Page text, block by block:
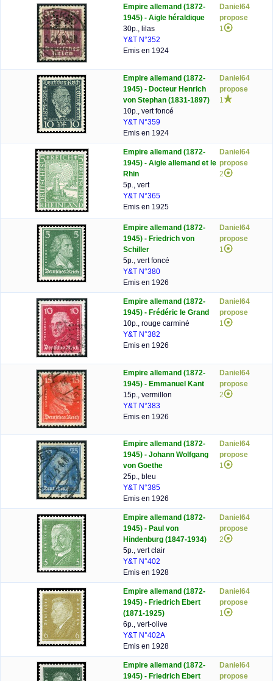
Empire allemand (1872-
1945) - Aigle héraldique
30p., lilas
Y&T N°352
Emis en 1924
Daniel64
propose
1
Empire allemand (1872-
1945) - Docteur Henrich
von Stephan (1831-1897)
10p., vert foncé
Y&T N°359
Emis en 1924
Daniel64
propose
1
Empire allemand (1872-
1945) - Aigle allemand et le
Rhin
5p., vert
Y&T N°365
Emis en 1925
Daniel64
propose
2
Empire allemand (1872-
1945) - Friedrich von
Schiller
5p., vert foncé
Y&T N°380
Emis en 1926
Daniel64
propose
1
Empire allemand (1872-
1945) - Frédéric le Grand
10p., rouge carminé
Y&T N°382
Emis en 1926
Daniel64
propose
1
Empire allemand (1872-
1945) - Emmanuel Kant
15p., vermillon
Y&T N°383
Emis en 1926
Daniel64
propose
2
Empire allemand (1872-
1945) - Johann Wolfgang
von Goethe
25p., bleu
Y&T N°385
Emis en 1926
Daniel64
propose
1
Empire allemand (1872-
1945) - Paul von
Hindenburg (1847-1934)
5p., vert clair
Y&T N°402
Emis en 1928
Daniel64
propose
2
Empire allemand (1872-
1945) - Friedrich Ebert
(1871-1925)
6p., vert-olive
Y&T N°402A
Emis en 1928
Daniel64
propose
1
Empire allemand (1872-
1945) - Friedrich Ebert
Daniel64
propose